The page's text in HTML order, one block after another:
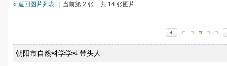
« 返回图片列表 当前第 2 张 共 14 张图片
朝阳市自然科学学科带头人